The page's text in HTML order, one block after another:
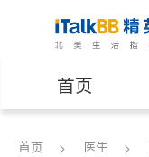
首页
医生
首页 医生